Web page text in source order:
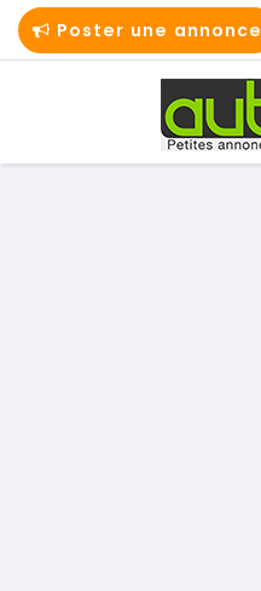
Poster une annonce